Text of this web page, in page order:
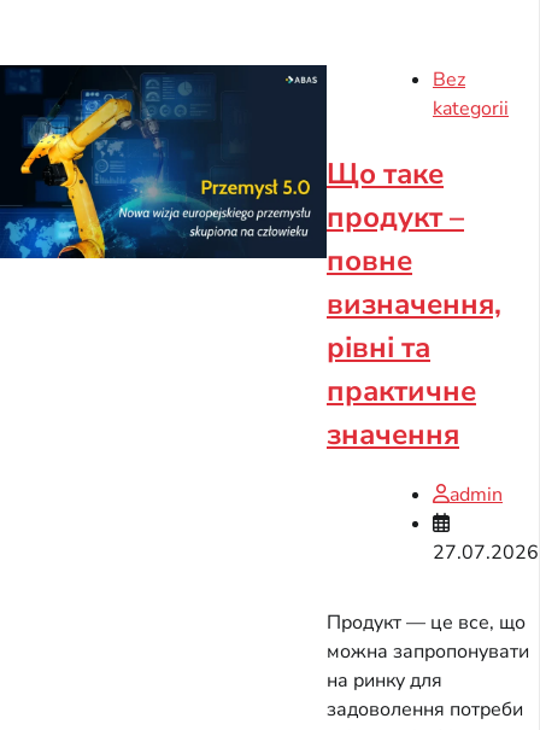
Bez
kategorii
Що таке
продукт –
повне
визначення,
рівні та
практичне
значення
admin
27.07.2026
Продукт — це все, що
можна запропонувати
на ринку для
задоволення потреби